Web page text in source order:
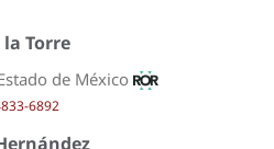
Torre
de México
6892